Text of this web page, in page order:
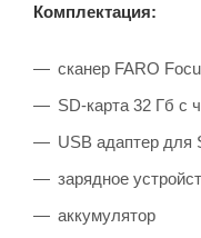
Комплектация:
сканер FARO
SD-карта 32 Гб с
USB адаптер для
зарядное
аккумулятор